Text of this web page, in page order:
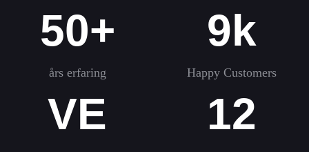
50+
års erfaring
VE
9k
Happy Customers
12